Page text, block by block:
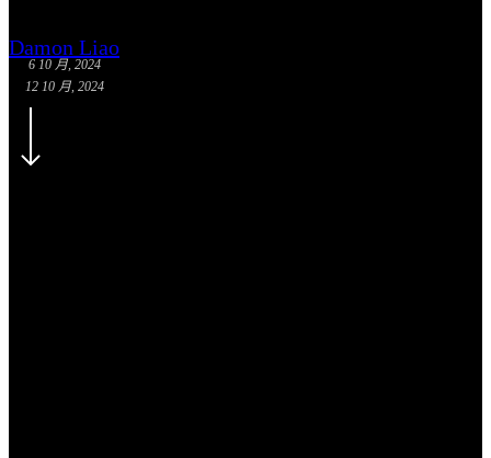
Damon Liao
6 10 月, 2024
12 10 月, 2024